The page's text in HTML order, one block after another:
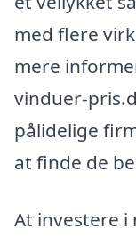
med flere
mere
vinduer-
pålidelige
at finde de
At investere i